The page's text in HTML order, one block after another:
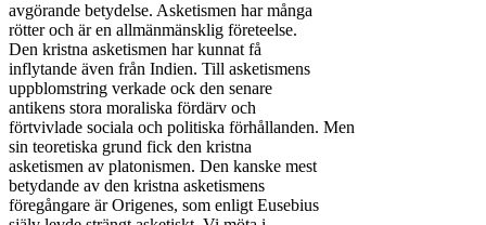
avgörande betydelse. Asketismen har många
rötter och är en allmänmänsklig företeelse.
Den kristna asketismen har kunnat få
inflytande även från Indien. Till asketismens
uppblomstring verkade ock den senare
antikens stora moraliska fördärv och
förtvivlade sociala och politiska förhållanden. Men
sin teoretiska grund fick den kristna
asketismen av platonismen. Den kanske mest
betydande av den kristna asketismens
föregångare är Origenes, som enligt Eusebius